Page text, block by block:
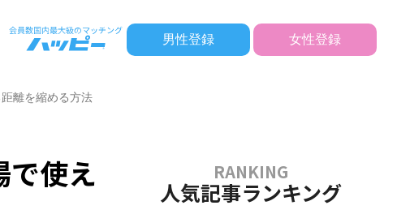
男性登録 女性登録
離を縮める方法
で使え
人気記事ランキング